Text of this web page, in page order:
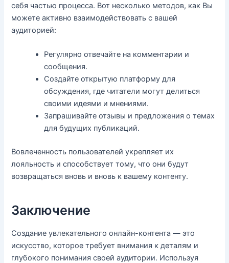
себя частью процесса. Вот несколько методов, как Вы
можете активно взаимодействовать с вашей
аудиторией:
Регулярно отвечайте на комментарии и
сообщения.
Создайте открытую платформу для
обсуждения, где читатели могут делиться
своими идеями и мнениями.
Запрашивайте отзывы и предложения о темах
для будущих публикаций.
Вовлеченность пользователей укрепляет их
лояльность и способствует тому, что они будут
возвращаться вновь и вновь к вашему контенту.
Заключение
Создание увлекательного онлайн-контента — это
искусство, которое требует внимания к деталям и
глубокого понимания своей аудитории. Используя